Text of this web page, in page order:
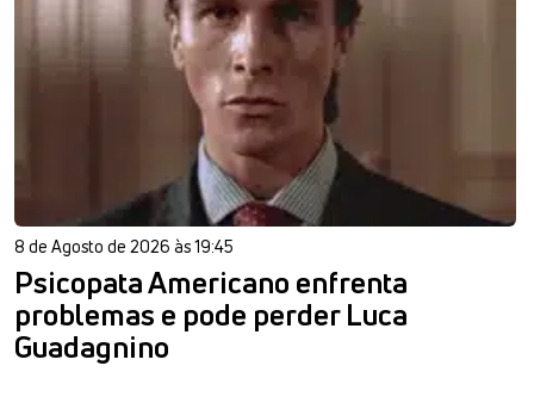
8 de Agosto de 2026 às 19:45
Psicopata Americano enfrenta
problemas e pode perder Luca
Guadagnino